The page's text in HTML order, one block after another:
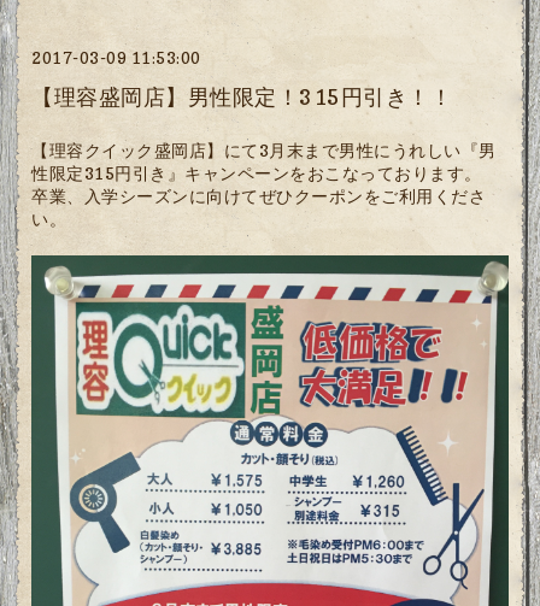
2017-03-09 11:53:00
【理容盛岡店】男性限定！315円引き！！
【理容クイック盛岡店】にて3月末まで男性にうれしい『男
性限定315円引き』キャンペーンをおこなっております。
卒業、入学シーズンに向けてぜひクーポンをご利用くださ
い。